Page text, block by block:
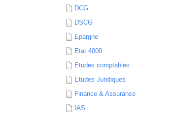
DCG
DSCG
Epargne
Etat 4000
Etudes comptables
Etudes Juridiques
Finance & Assurance
IAS